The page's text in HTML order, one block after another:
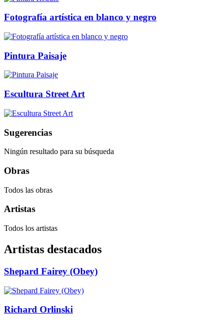
Fotografía artística en blanco y negro
Pintura Paisaje
Escultura Street Art
Sugerencias
Ningún resultado para su búsqueda
Obras
Todos las obras
Artistas
Todos los artistas
Artistas destacados
Shepard Fairey (Obey)
Richard Orlinski